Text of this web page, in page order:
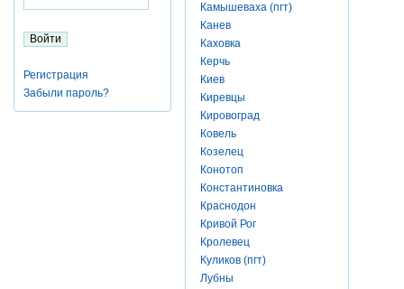
Регистрация
Забыли пароль?
Камышеваха (пгт)
Канев
Каховка
Керчь
Киев
Киревцы
Кировоград
Ковель
Козелец
Конотоп
Константиновка
Краснодон
Кривой Рог
Кролевец
Куликов (пгт)
Лубны